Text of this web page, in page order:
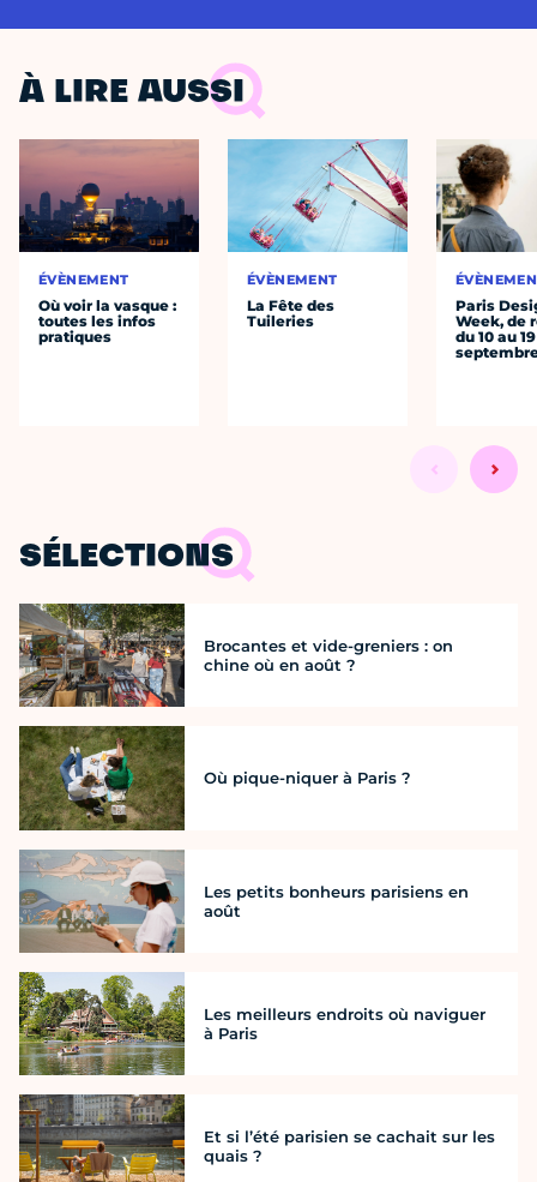
À LIRE AUSSI
ÉVÈNEMENT
Où voir la vasque :
toutes les infos
pratiques
ÉVÈNEMENT
La Fête des
Tuileries
Paris
Week, de
du 10 au 19
SÉLECTIONS
Brocantes et vide-greniers : on
chine où en août ?
Où pique-niquer à Paris ?
Les petits bonheurs parisiens en
août
Les meilleurs endroits où naviguer
à Paris
Et si l’été parisien se cachait sur les
quais ?